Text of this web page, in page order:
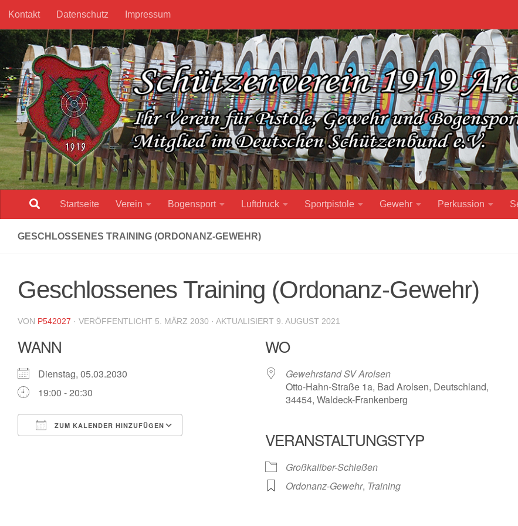
Unter dem Inhalt
Kontakt Datenschutz Impressum
Startseite Verein Bogensport Luftdruck Sportpistole Gewehr Perkussion
GESCHLOSSENES TRAINING (ORDONANZ-GEWEHR)
Geschlossenes Training (Ordonanz-Gewehr)
VON P542027 · VERÖFFENTLICHT 5. MÄRZ 2030 · AKTUALISIERT 9. AUGUST 2021
WANN
Dienstag, 05.03.2030
19:00 - 20:30
ZUM KALENDER HINZUFÜGEN
iCalendar
WO
Gewehrstand SV Arolsen
Otto-Hahn-Straße 1a, Bad Arolsen, Deutschland,
34454, Waldeck-Frankenberg
VERANSTALTUNGSTYP
Großkaliber-Schießen
Ordonanz-Gewehr, Training